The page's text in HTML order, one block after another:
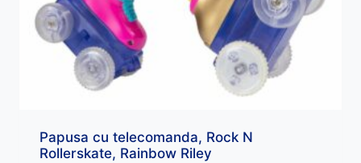
Papusa cu telecomanda, Rock N
Rollerskate, Rainbow Riley